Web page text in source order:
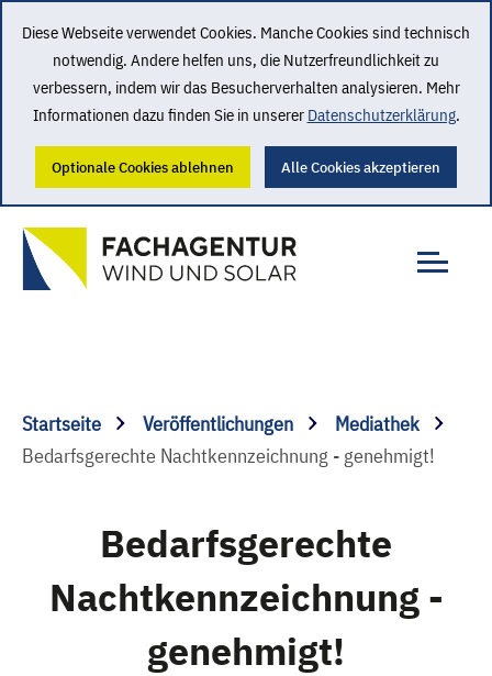
Diese Webseite verwendet Cookies. Manche Cookies sind technisch
notwendig. Andere helfen uns, die Nutzerfreundlichkeit zu
verbessern, indem wir das Besucherverhalten analysieren. Mehr
Informationen dazu finden Sie in unserer Datenschutzerklärung.
Optionale Cookies ablehnen Alle Cookies akzeptieren
Startseite Veröffentlichungen
Mediathek
Bedarfsgerechte Nachtkennzeichnung - genehmigt!
Bedarfsgerechte
Nachtkennzeichnung -
genehmigt!